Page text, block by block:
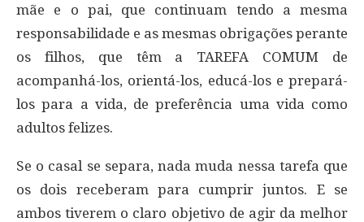
mãe e o pai, que continuam tendo a mesma
responsabilidade e as mesmas obrigações perante
os filhos, que têm a TAREFA COMUM de
acompanhá-los, orientá-los, educá-los e prepará-
los para a vida, de preferência uma vida como
adultos felizes.
Se o casal se separa, nada muda nessa tarefa que
os dois receberam para cumprir juntos. E se
ambos tiverem o claro objetivo de agir da melhor